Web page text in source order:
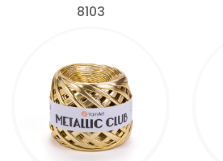
8103